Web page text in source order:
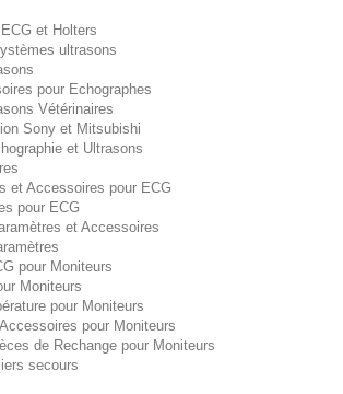
et Holters
ultrasons
pour Echographes
Vétérinaires
Sony et Mitsubishi
et Ultrasons
et Accessoires pour ECG
pour ECG
et Accessoires
pour Moniteurs
Moniteurs
pour Moniteurs
pour Moniteurs
de Rechange pour Moniteurs
secours